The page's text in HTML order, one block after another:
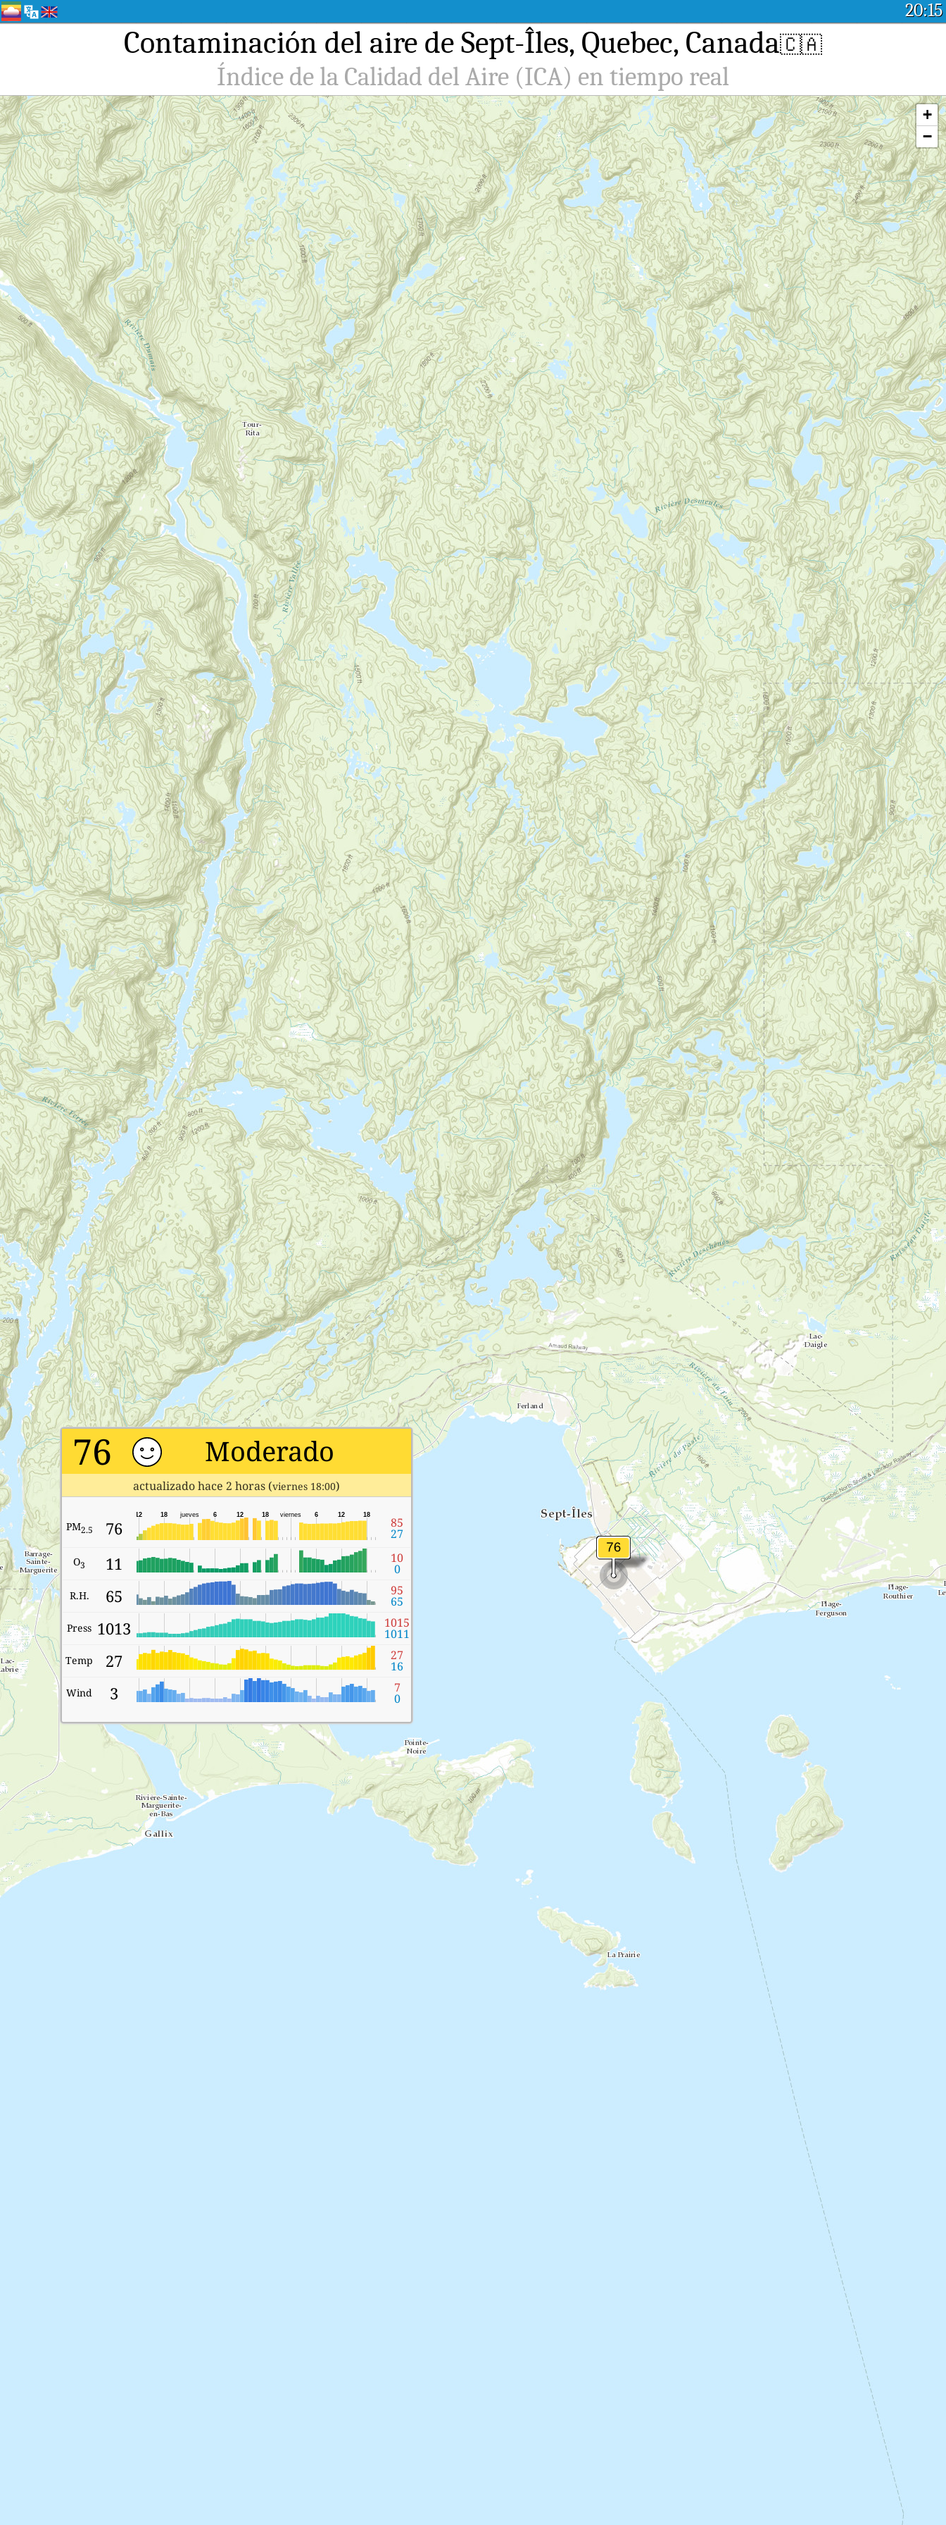
20:15
Contaminación del aire de Sept-Îles, Quebec, Canada🇨🇦
Índice de la Calidad del Aire (ICA) en tiempo real
76 Moderado
actualizado hace 2 horas (viernes 18:00)
PM2.5 76
18
12
6
viernes
18
12
6
jueves
18
12 85
27
O3 11 10
0
R.H. 65 95
65
Press 1013 1015
1011
Temp 27 27
16
Wind 3 7
0
+
−